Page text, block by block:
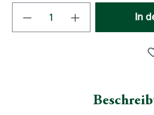
Produkt Anzahl: GibIn